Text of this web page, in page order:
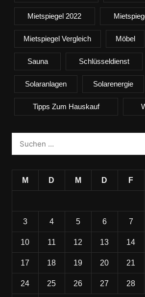
Mietspiegel 2022
Mietspiegel Vergleich Möbel
Sauna Schlüsseldienst
Solaranlagen Solarenergie
Tipps Zum Hauskauf
M D M D F
3 4 5 6 7
10 11 12 13 14
17 18 19 20 21
24 25 26 27 28